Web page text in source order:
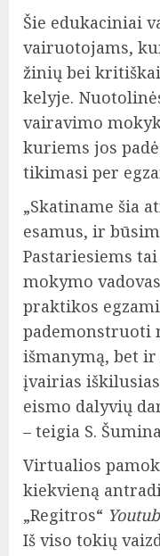
Šie edukaciniai
vairuotojams,
žinių bei
kelyje.
vairavimo
kuriems jos
tikimasi per
„Skatiname šia
esamus, ir
Pastariesiems
mokymo
praktikos
pademonstruoti
išmanymą, bet
įvairias
eismo dalyvių
– teigia S.
Virtualios
kiekvieną
„Regitros“
Iš viso tokių